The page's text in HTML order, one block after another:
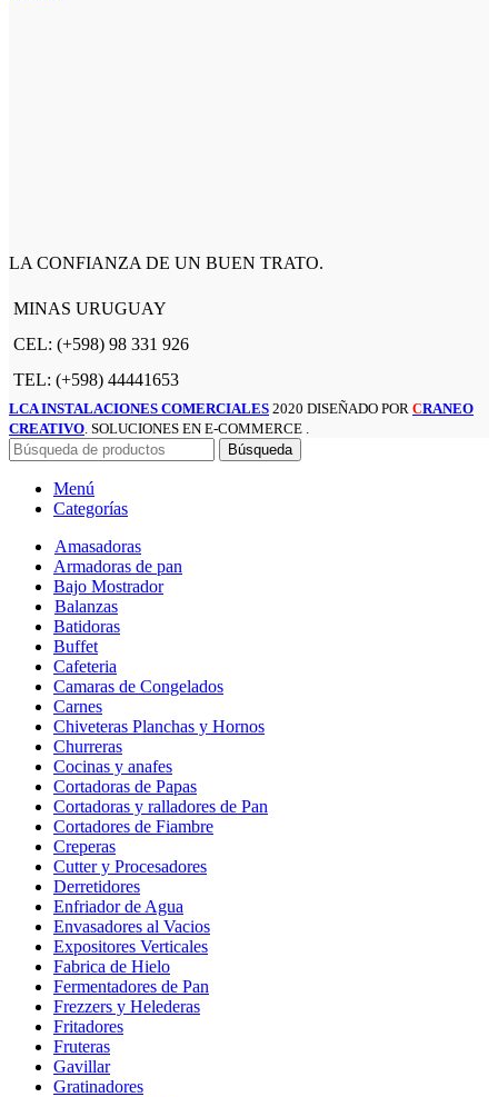
LA CONFIANZA DE UN BUEN TRATO.
MINAS URUGUAY
CEL: (+598) 98 331 926
TEL: (+598) 44441653
LCA INSTALACIONES COMERCIALES 2020 DISEÑADO POR CRANEO
CREATIVO . SOLUCIONES EN E-COMMERCE .
Búsqueda
Menú
Categorías
Amasadoras
Armadoras de pan
Bajo Mostrador
Balanzas
Batidoras
Buffet
Cafeteria
Camaras de Congelados
Carnes
Chiveteras Planchas y Hornos
Churreras
Cocinas y anafes
Cortadoras de Papas
Cortadoras y ralladores de Pan
Cortadores de Fiambre
Creperas
Cutter y Procesadores
Derretidores
Enfriador de Agua
Envasadores al Vacios
Expositores Verticales
Fabrica de Hielo
Fermentadores de Pan
Frezzers y Helederas
Fritadores
Fruteras
Gavillar
Gratinadores